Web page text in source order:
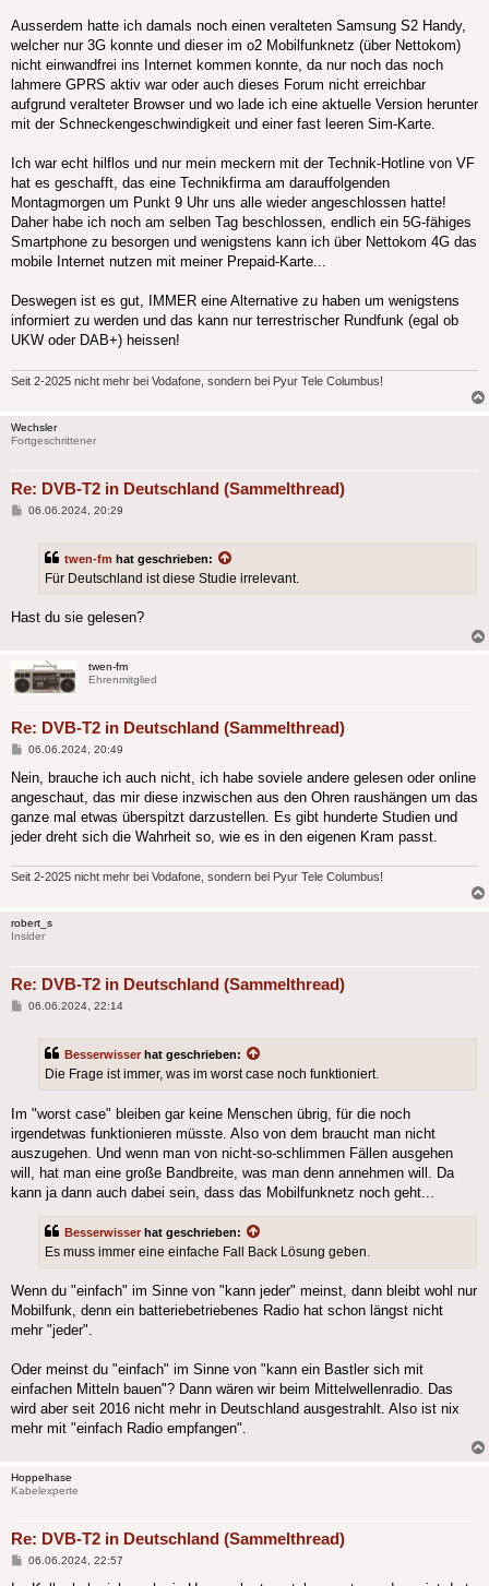
Ausserdem hatte ich damals noch einen veralteten Samsung S2 Handy,
welcher nur 3G konnte und dieser im o2 Mobilfunknetz (über Nettokom)
nicht einwandfrei ins Internet kommen konnte, da nur noch das noch
lahmere GPRS aktiv war oder auch dieses Forum nicht erreichbar
aufgrund veralteter Browser und wo lade ich eine aktuelle Version herunter
mit der Schneckengeschwindigkeit und einer fast leeren Sim-Karte.
Ich war echt hilflos und nur mein meckern mit der Technik-Hotline von VF
hat es geschafft, das eine Technikfirma am darauffolgenden
Montagmorgen um Punkt 9 Uhr uns alle wieder angeschlossen hatte!
Daher habe ich noch am selben Tag beschlossen, endlich ein 5G-fähiges
Smartphone zu besorgen und wenigstens kann ich über Nettokom 4G das
mobile Internet nutzen mit meiner Prepaid-Karte...
Deswegen ist es gut, IMMER eine Alternative zu haben um wenigstens
informiert zu werden und das kann nur terrestrischer Rundfunk (egal ob
UKW oder DAB+) heissen!
Seit 2-2025 nicht mehr bei Vodafone, sondern bei Pyur Tele Columbus!
Wechsler
Fortgeschrittener
Re: DVB-T2 in Deutschland (Sammelthread)
Beitrag
06.06.2024, 20:29
twen-fm hat geschrieben:
Für Deutschland ist diese Studie irrelevant.
Hast du sie gelesen?
twen-fm
Ehrenmitglied
Re: DVB-T2 in Deutschland (Sammelthread)
Beitrag
06.06.2024, 20:49
Nein, brauche ich auch nicht, ich habe soviele andere gelesen oder online
angeschaut, das mir diese inzwischen aus den Ohren raushängen um das
ganze mal etwas überspitzt darzustellen. Es gibt hunderte Studien und
jeder dreht sich die Wahrheit so, wie es in den eigenen Kram passt.
Seit 2-2025 nicht mehr bei Vodafone, sondern bei Pyur Tele Columbus!
robert_s
Insider
Re: DVB-T2 in Deutschland (Sammelthread)
Beitrag
06.06.2024, 22:14
Besserwisser hat geschrieben:
Die Frage ist immer, was im worst case noch funktioniert.
Im "worst case" bleiben gar keine Menschen übrig, für die noch
irgendetwas funktionieren müsste. Also von dem braucht man nicht
auszugehen. Und wenn man von nicht-so-schlimmen Fällen ausgehen
will, hat man eine große Bandbreite, was man denn annehmen will. Da
kann ja dann auch dabei sein, dass das Mobilfunknetz noch geht...
Besserwisser hat geschrieben:
Es muss immer eine einfache Fall Back Lösung geben.
Wenn du "einfach" im Sinne von "kann jeder" meinst, dann bleibt wohl nur
Mobilfunk, denn ein batteriebetriebenes Radio hat schon längst nicht
mehr "jeder".
Oder meinst du "einfach" im Sinne von "kann ein Bastler sich mit
einfachen Mitteln bauen"? Dann wären wir beim Mittelwellenradio. Das
wird aber seit 2016 nicht mehr in Deutschland ausgestrahlt. Also ist nix
mehr mit "einfach Radio empfangen".
Hoppelhase
Kabelexperte
Re: DVB-T2 in Deutschland (Sammelthread)
Beitrag
06.06.2024, 22:57